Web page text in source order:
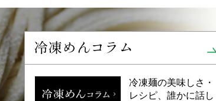
冷凍めんコラム
冷凍麺の美味しさ・
レシピ、誰かに話し